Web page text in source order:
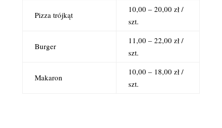
Pizza trójkąt
10,00 – 20,00 zł /
szt.
Burger
11,00 – 22,00 zł /
szt.
Makaron
10,00 – 18,00 zł /
szt.